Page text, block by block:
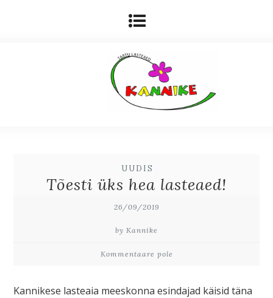
UUDIS
Tõesti üks hea lasteaed!
26/09/2019
by Kannike
Kommentaare pole
Kannikese lasteaia meeskonna esindajad käisid täna